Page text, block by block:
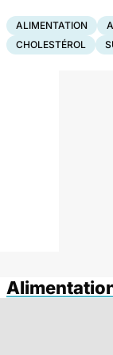
ALIMENTATION
CHOLESTÉROL